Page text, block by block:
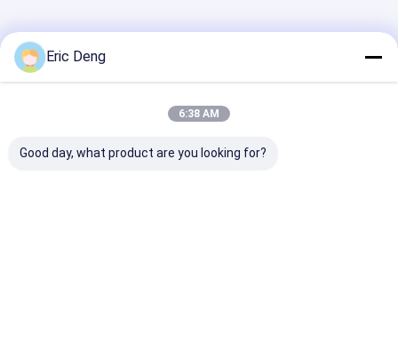
site
la vie privée
Poly sachet en plastiqueUsine De Chine.Copyright © 2026
Dongguan Hengsheng Polybag Co., Ltd.. All Rights Reserved.
Eric Deng
6:38 AM
Good day, what product are you looking for?